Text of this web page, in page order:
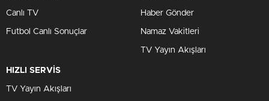
Canlı TV
Futbol Canlı Sonuçlar
Haber Gönder
Namaz Vakitleri
TV Yayın Akışları
HIZLI SERVİS
TV Yayın Akışları